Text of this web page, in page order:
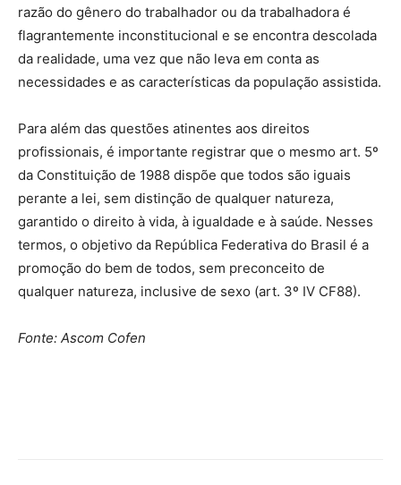
razão do gênero do trabalhador ou da trabalhadora é
flagrantemente inconstitucional e se encontra descolada
da realidade, uma vez que não leva em conta as
necessidades e as características da população assistida.
Para além das questões atinentes aos direitos
profissionais, é importante registrar que o mesmo art. 5º
da Constituição de 1988 dispõe que todos são iguais
perante a lei, sem distinção de qualquer natureza,
garantido o direito à vida, à igualdade e à saúde. Nesses
termos, o objetivo da República Federativa do Brasil é a
promoção do bem de todos, sem preconceito de
qualquer natureza, inclusive de sexo (art. 3º IV CF88).
Fonte: Ascom Cofen